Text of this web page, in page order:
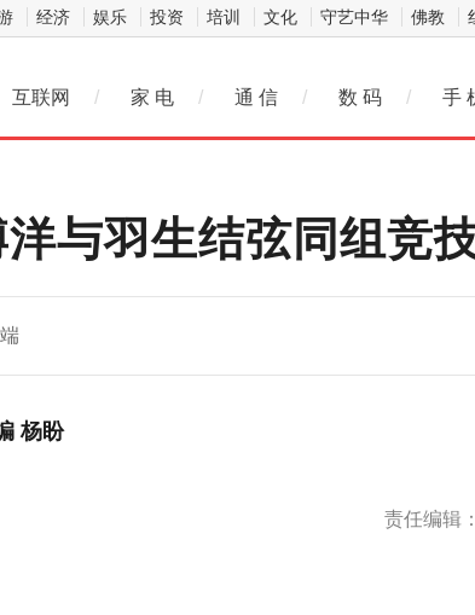
经济 娱乐 投资 培训 文化 守艺中华 佛教
互联网 / 家 电 / 通 信 / 数 码 / 手
与羽生结弦同组竞
杨盼
责任编辑